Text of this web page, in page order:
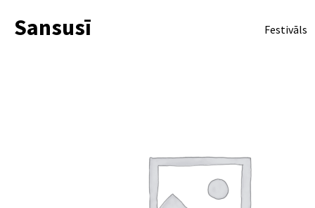
Sansusī Festivāls